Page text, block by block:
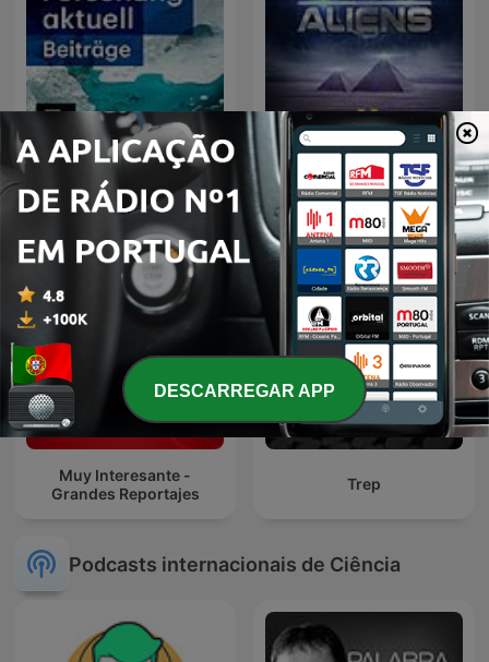
Forschung aktuell Ancient Aliens
Muy Interesante -
Grandes Reportajes
Trep
Podcasts internacionais de Ciência
DESCARREGAR APP